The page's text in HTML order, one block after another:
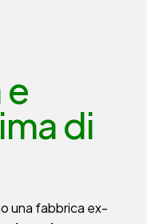
di
una fabbrica ex-